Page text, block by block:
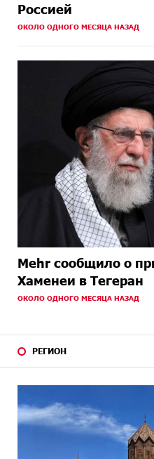
Россией
ОКОЛО ОДНОГО МЕСЯЦА НАЗАД
Mehr сообщило о
Хаменеи в Тегеран
ОКОЛО ОДНОГО МЕСЯЦА НАЗАД
РЕГИОН